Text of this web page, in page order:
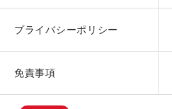
プライバシーポリシー
免責事項